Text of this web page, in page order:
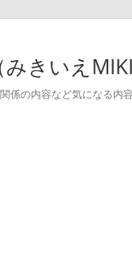
きいえ
係の内容など気になる内